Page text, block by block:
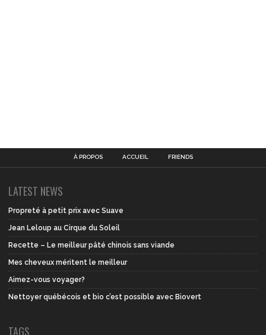
À PROPOS ACCUEIL FRIENDS
LATEST NEWS
Propreté à petit prix avec Suave
Jean Leloup au Cirque du Soleil
Recette – Le meilleur pâté chinois sans viande
Mes cheveux méritent le meilleur
Aimez-vous voyager?
Nettoyer québécois et bio c’est possible avec Biovert
TAGS